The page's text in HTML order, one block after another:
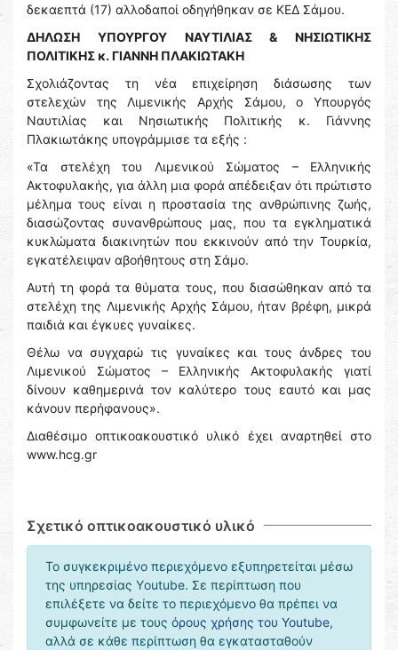
δεκαεπτά (17) αλλοδαποί οδηγήθηκαν σε ΚΕΔ Σάμου.
ΔΗΛΩΣΗ ΥΠΟΥΡΓΟΥ ΝΑΥΤΙΛΙΑΣ & ΝΗΣΙΩΤΙΚΗΣ
ΠΟΛΙΤΙΚΗΣ κ. ΓΙΑΝΝΗ ΠΛΑΚΙΩΤΑΚΗ
Σχολιάζοντας τη νέα επιχείρηση διάσωσης των
στελεχών της Λιμενικής Αρχής Σάμου, ο Υπουργός
Ναυτιλίας και Νησιωτικής Πολιτικής κ. Γιάννης
Πλακιωτάκης υπογράμμισε τα εξής :
«Τα στελέχη του Λιμενικού Σώματος – Ελληνικής
Ακτοφυλακής, για άλλη μια φορά απέδειξαν ότι πρώτιστο
μέλημα τους είναι η προστασία της ανθρώπινης ζωής,
διασώζοντας συνανθρώπους μας, που τα εγκληματικά
κυκλώματα διακινητών που εκκινούν από την Τουρκία,
εγκατέλειψαν αβοήθητους στη Σάμο.
Αυτή τη φορά τα θύματα τους, που διασώθηκαν από τα
στελέχη της Λιμενικής Αρχής Σάμου, ήταν βρέφη, μικρά
παιδιά και έγκυες γυναίκες.
Θέλω να συγχαρώ τις γυναίκες και τους άνδρες του
Λιμενικού Σώματος – Ελληνικής Ακτοφυλακής γιατί
δίνουν καθημερινά τον καλύτερο τους εαυτό και μας
κάνουν περήφανους».
Διαθέσιμο οπτικοακουστικό υλικό έχει αναρτηθεί στο
www.hcg.gr
Σχετικό οπτικοακουστικό υλικό
Το συγκεκριμένο περιεχόμενο εξυπηρετείται μέσω
της υπηρεσίας Υoutube. Σε περίπτωση που
επιλέξετε να δείτε το περιεχόμενο θα πρέπει να
συμφωνείτε με τους όρους χρήσης του Youtube,
αλλά σε κάθε περίπτωση θα εγκατασταθούν